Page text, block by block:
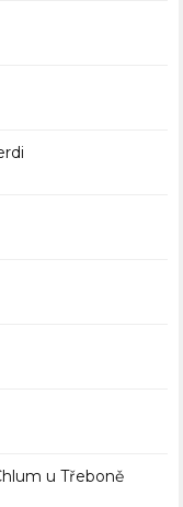
u Třeboně